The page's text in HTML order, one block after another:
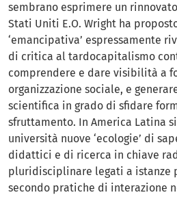
sembrano esprimere un
Stati Uniti E.O. Wright ha
‘emancipativa’ espressamente
di critica al tardocapitalismo
comprendere e dare visibilità a
organizzazione sociale, e
scientifica in grado di sfidare
sfruttamento. In America Latina
università nuove ‘ecologie’ di
didattici e di ricerca in chiave
pluridisciplinare legati a istanze
secondo pratiche di interazione